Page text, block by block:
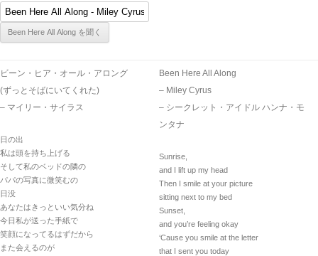
ビーン・ヒア・オール・アロング
(ずっとそばにいてくれた)
– マイリー・サイラス
日の出
私は頭を持ち上げる
そして私のベッドの隣の
パパの写真に微笑むの
日没
あなたはきっといい気分ね
今日私が送った手紙で
笑顔になってるはずだから
また会えるのが
Been Here All Along
– Miley Cyrus
– シークレット・アイドル ハンナ・モ
ンタナ
Sunrise,
and I lift up my head
Then I smile at your picture
sitting next to my bed
Sunset,
and you’re feeling okay
‘Cause you smile at the letter
that I sent you today